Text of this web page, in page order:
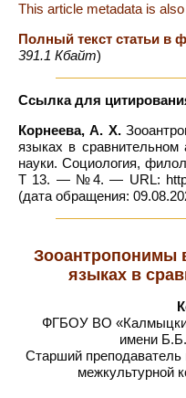
This article metadata is
Полный текст статьи в
391.1 Кбайт)
Ссылка для
Корнеева, А. Х.
языках в
науки. Социология,
Т 13. — №4. — URL:
(дата обращения:
Зооантропонимы
языках в
ФГБОУ ВО
имени
Старший
межкультурной